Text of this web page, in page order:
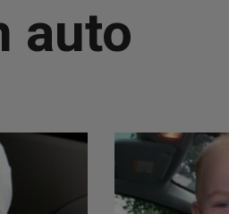
auto